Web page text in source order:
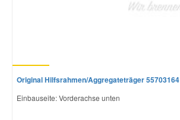
Original Hilfsrahmen/Aggregateträger 55703164
Einbauseite: Vorderachse unten